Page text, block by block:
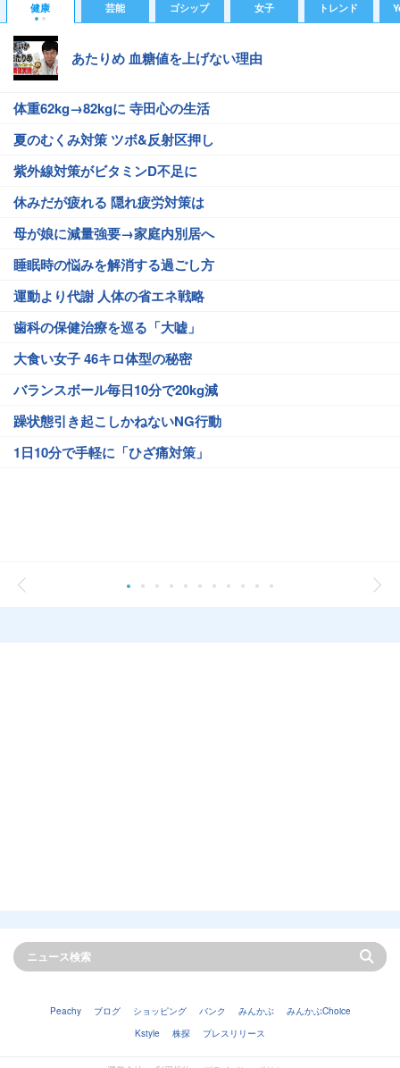
健康 芸能 ゴシップ 女子 トレンド
あたりめ 血糖値を上げない理由
体重62kg→82kgに 寺田心の生活
夏のむくみ対策 ツボ&反射区押し
紫外線対策がビタミンD不足に
休みだが疲れる 隠れ疲労対策は
母が娘に減量強要→家庭内別居へ
睡眠時の悩みを解消する過ごし方
運動より代謝 人体の省エネ戦略
歯科の保健治療を巡る「大嘘」
大食い女子 46キロ体型の秘密
バランスボール毎日10分で20kg減
躁状態引き起こしかねないNG行動
1日10分で手軽に「ひざ痛対策」
Peachy ブログ ショッピング バンク みんかぶ
みんかぶChoice
Kstyle
株探 プレスリリース